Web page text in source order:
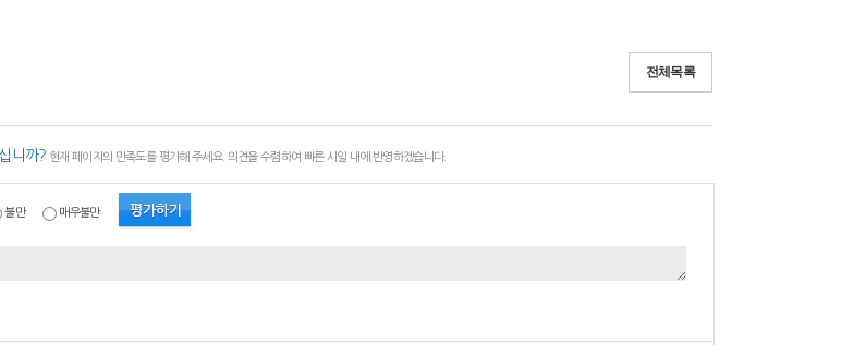
전체목록
니까? 현재 페이지의 만족도를 평가해 주세요. 의견을 수렴하여 빠른 시일 내에 반영하겠습니다.
불만 매우불만